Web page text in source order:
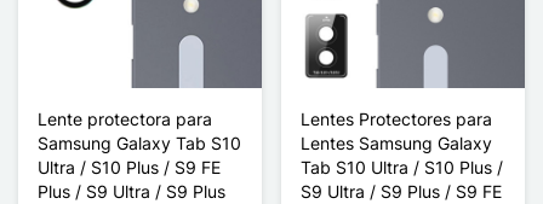
Lente protectora para
Samsung Galaxy Tab S10
Ultra / S10 Plus / S9 FE
Plus / S9 Ultra / S9 Plus
Lentes Protectores para
Lentes Samsung Galaxy
Tab S10 Ultra / S10 Plus /
S9 Ultra / S9 Plus / S9 FE